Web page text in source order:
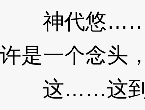
神代悠……竟
许是一个念头
这……这到